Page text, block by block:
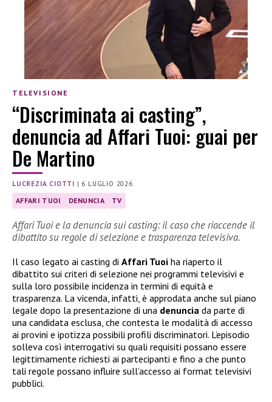
TELEVISIONE
“Discriminata ai casting”,
denuncia ad Affari Tuoi: guai per
De Martino
LUCREZIA CIOTTI | 6 LUGLIO 2026
AFFARI TUOI DENUNCIA TV
Affari Tuoi e la denuncia sui casting: il caso che riaccende il
dibattito su regole di selezione e trasparenza televisiva.
Il caso legato ai casting di Affari Tuoi ha riaperto il
dibattito sui criteri di selezione nei programmi televisivi e
sulla loro possibile incidenza in termini di equità e
trasparenza. La vicenda, infatti, è approdata anche sul piano
legale dopo la presentazione di una denuncia da parte di
una candidata esclusa, che contesta le modalità di accesso
ai provini e ipotizza possibili profili discriminatori. L’episodio
solleva così interrogativi su quali requisiti possano essere
legittimamente richiesti ai partecipanti e fino a che punto
tali regole possano influire sull’accesso ai format televisivi
pubblici.